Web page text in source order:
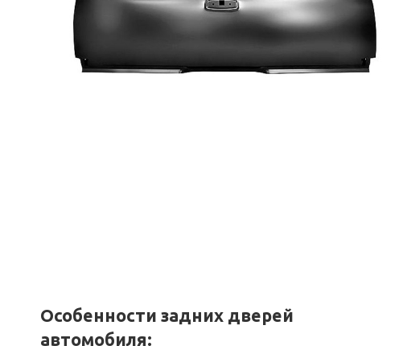
Особенности задних дверей
автомобиля: